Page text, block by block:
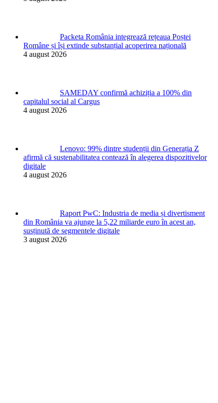
Packeta România integrează rețeaua Poștei
Române și își extinde substanțial acoperirea națională
4 august 2026
SAMEDAY confirmă achiziția a 100% din
capitalul social al Cargus
4 august 2026
Lenovo: 99% dintre studenții din Generația Z
afirmă că sustenabilitatea contează în alegerea dispozitivelor
digitale
4 august 2026
Raport PwC: Industria de media și divertisment
din România va ajunge la 5,22 miliarde euro în acest an,
susținută de segmentele digitale
3 august 2026